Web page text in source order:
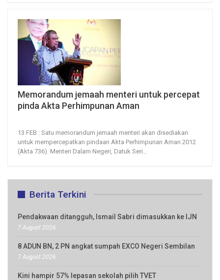
Memorandum jemaah menteri untuk percepat
pinda Akta Perhimpunan Aman
13 FEB : Satu memorandum jemaah menteri akan disediakan
untuk mempercepatkan pindaan Akta Perhimpunan Aman 2012
(Akta 736). Menteri Dalam Negeri, Datuk Seri
Berita Terkini
Pendakwaan ditangguh, Ismail Sabri dimasukkan ke IJN
7 August 2026
8 ADUN BN, 2 PN angkat sumpah EXCO Negeri Sembilan
7 August 2026
Kini hampir 57% lepasan sekolah pilih TVET